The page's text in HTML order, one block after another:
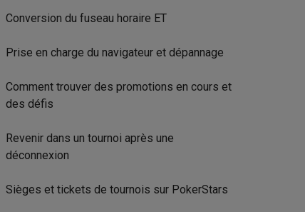
Conversion du fuseau horaire ET
Prise en charge du navigateur et dépannage
Comment trouver des promotions en cours et
des défis
Revenir dans un tournoi après une
déconnexion
Sièges et tickets de tournois sur PokerStars